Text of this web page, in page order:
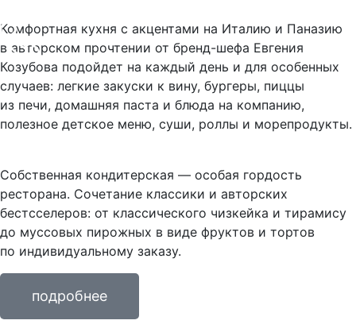
Комфортная кухня с акцентами на Италию и Паназию
в авторском прочтении от бренд-шефа Евгения
Козубова подойдет на каждый день и для особенных
случаев: легкие закуски к вину, бургеры, пиццы
из печи, домашняя паста и блюда на компанию,
полезное детское меню, суши, роллы и морепродукты.
Собственная кондитерская — особая гордость
ресторана. Сочетание классики и авторских
бестсселеров: от классического чизкейка и тирамису
до муссовых пирожных в виде фруктов и тортов
по индивидуальному заказу.
подробнее